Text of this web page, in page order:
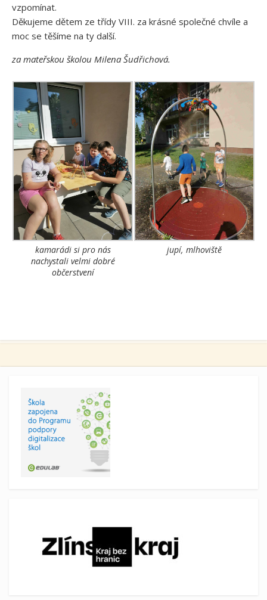
vzpomínat.
Děkujeme dětem ze třídy VIII. za krásné společné chvíle a
moc se těšíme na ty další.
za mateřskou školou Milena Šudřichová.
kamarádi si pro nás
nachystali velmi dobré
občerstvení
jupí, mlhoviště